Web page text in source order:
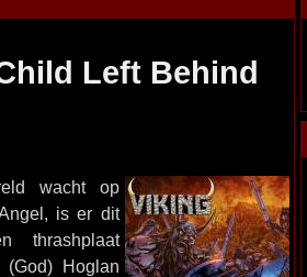
Left Behind
wacht op
is er dit
thrashplaat
(God) Hoglan